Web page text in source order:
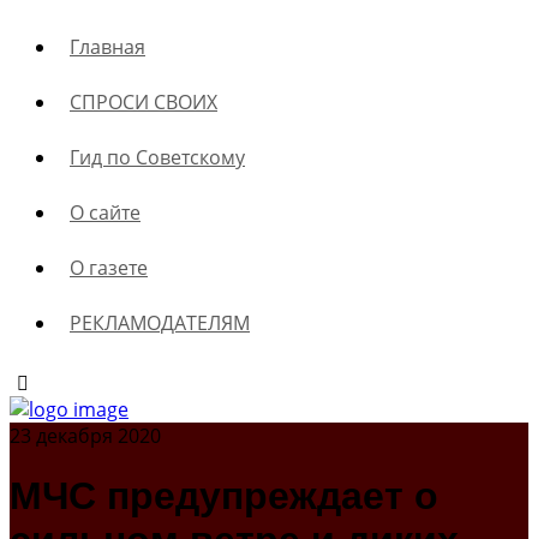
Главная
СПРОСИ СВОИХ
Гид по Советскому
О сайте
О газете
РЕКЛАМОДАТЕЛЯМ
23 декабря 2020
МЧС предупреждает о